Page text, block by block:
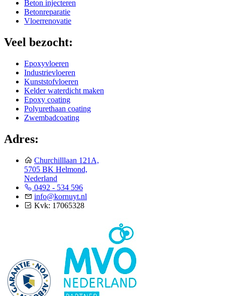
Beton injecteren
Betonreparatie
Vloerrenovatie
Veel bezocht:
Epoxyvloeren
Industrievloeren
Kunststofvloeren
Kelder waterdicht maken
Epoxy coating
Polyurethaan coating
Zwembadcoating
Adres:
Churchilllaan 121A,
5705 BK Helmond,
Nederland
0492 - 534 596
info@kornuyt.nl
Kvk: 17065328